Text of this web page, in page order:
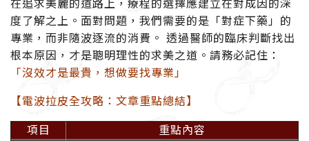
在追求美麗的道路上，療程的選擇應建立在對成因的深
度了解之上。面對問題，我們需要的是「對症下藥」的
專業，而非隨波逐流的消費。 透過醫師的臨床判斷找出
根本原因，才是聰明理性的求美之道。請務必記住：
「沒效才是最貴，想做要找專業」
【電波拉皮全攻略：文章重點總結】
項目
重點內容